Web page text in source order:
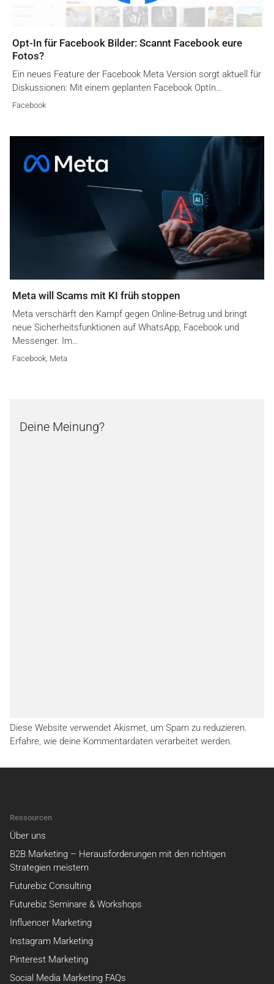
Opt-In für Facebook Bilder: Scannt Facebook eure
Fotos?
Ein neues Feature der Facebook Meta Version sorgt aktuell für
Diskussionen: Mit einem geplanten Facebook OptIn…
Facebook
Meta will Scams mit KI früh stoppen
Meta verschärft den Kampf gegen Online-Betrug und bringt
neue Sicherheitsfunktionen auf WhatsApp, Facebook und
Messenger. Im…
Facebook, Meta
Deine Meinung?
Diese Website verwendet Akismet, um Spam zu reduzieren.
Erfahre, wie deine Kommentardaten verarbeitet werden.
Ressourcen
Über uns
B2B Marketing – Herausforderungen mit den richtigen
Strategien meistern
Futurebiz Consulting
Futurebiz Seminare & Workshops
Influencer Marketing
Instagram Marketing
Pinterest Marketing
Social Media Marketing FAQs